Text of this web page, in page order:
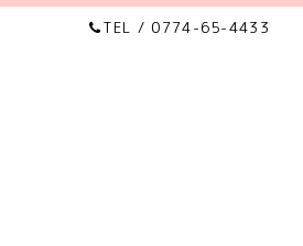
TEL / 0774-65-4433